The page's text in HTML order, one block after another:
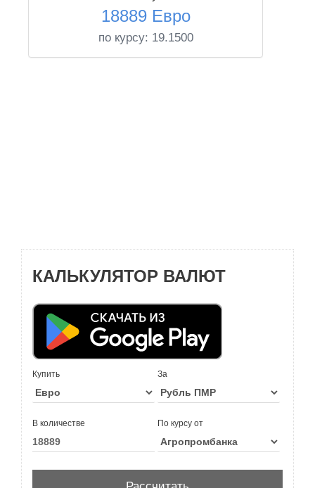
18889 Евро
по курсу: 19.1500
КАЛЬКУЛЯТОР ВАЛЮТ
Купить За
В количестве По курсу от